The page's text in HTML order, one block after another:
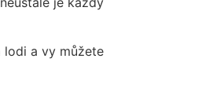
lodi a vy můžete